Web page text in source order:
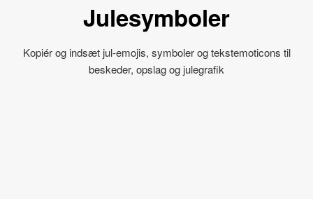
Julesymboler
Kopiér og indsæt jul‑emojis, symboler og tekstemoticons til
beskeder, opslag og julegrafik